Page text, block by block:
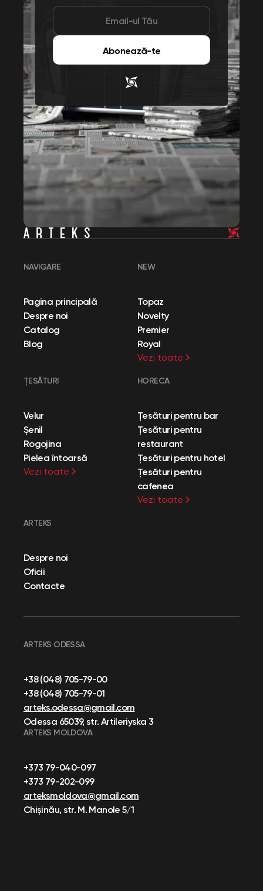
Abonează-te
NAVIGARE
Pagina principală
Despre noi
Catalog
Blog
NEW
Topaz
Novelty
Premier
Royal
Vezi toate
ȚESĂTURI
Velur
Șenil
Rogojina
Pielea întoarsă
Vezi toate
HORECA
Țesături pentru bar
Țesături pentru
restaurant
Țesături pentru hotel
Țesături pentru
cafenea
Vezi toate
ARTEKS
Despre noi
Oficii
Contacte
ARTEKS ODESSA
+38 (048) 705-79-00
+38 (048) 705-79-01
arteks.odessa@gmail.com
Odessa 65039, str. Artileriyska 3
ARTEKS MOLDOVA
+373 79-040-097
+373 79-202-099
arteksmoldova@gmail.com
Chișinău, str. M. Manole 5/1